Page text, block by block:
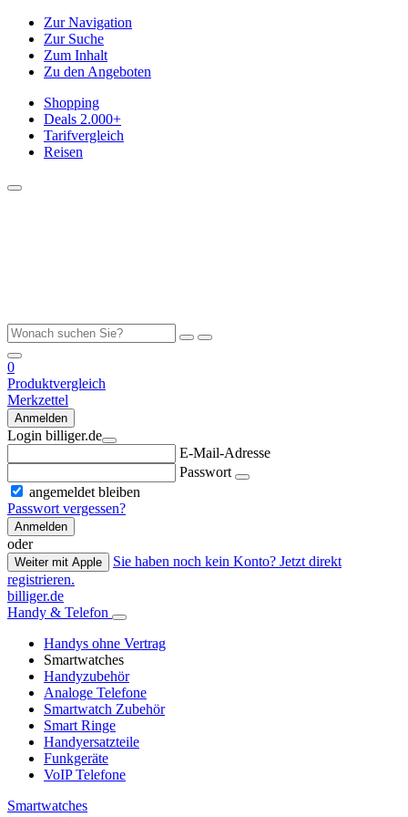
Zur Navigation
Zur Suche
Zum Inhalt
Zu den Angeboten
Shopping
Deals 2.000+
Tarifvergleich
Reisen
0
Produktvergleich
Merkzettel
Anmelden
Login billiger.de
E-Mail-Adresse
Passwort
angemeldet bleiben
Passwort vergessen?
Anmelden
oder
Weiter mit Apple
Sie haben noch kein Konto? Jetzt direkt
registrieren.
billiger.de
Handy & Telefon
Handys ohne Vertrag
Smartwatches
Handyzubehör
Analoge Telefone
Smartwatch Zubehör
Smart Ringe
Handyersatzteile
Funkgeräte
VoIP Telefone
Smartwatches